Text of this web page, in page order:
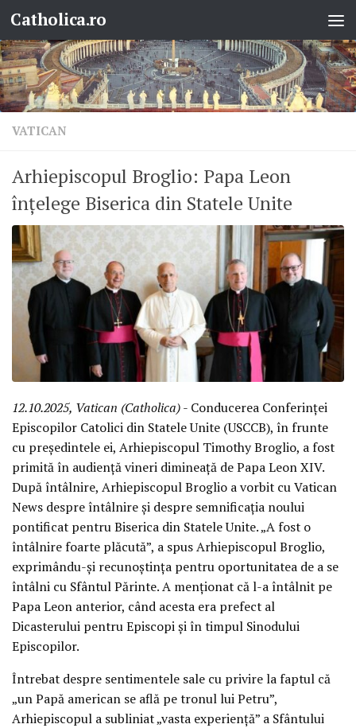
Skip to content
Catholica.ro
VATICAN
Arhiepiscopul Broglio: Papa Leon
înțelege Biserica din Statele Unite
12.10.2025, Vatican (Catholica)- Conducerea Conferinței
Episcopilor Catolici din Statele Unite (USCCB), în frunte
cu președintele ei, Arhiepiscopul Timothy Broglio, a fost
primită în audiență vineri dimineață de Papa Leon XIV.
După întâlnire, Arhiepiscopul Broglio a vorbit cu Vatican
News despre întâlnire și despre semnificația noului
pontificat pentru Biserica din Statele Unite. „A fost o
întâlnire foarte plăcută”, a spus Arhiepiscopul Broglio,
exprimându-și recunoștința pentru oportunitatea de a se
întâlni cu Sfântul Părinte. A menționat că l-a întâlnit pe
Papa Leon anterior, când acesta era prefect al
Dicasterului pentru Episcopi și în timpul Sinodului
Episcopilor.
Întrebat despre sentimentele sale cu privire la faptul că
„un Papă american se află pe tronul lui Petru”,
Arhiepiscopul a subliniat „vasta experiență” a Sfântului